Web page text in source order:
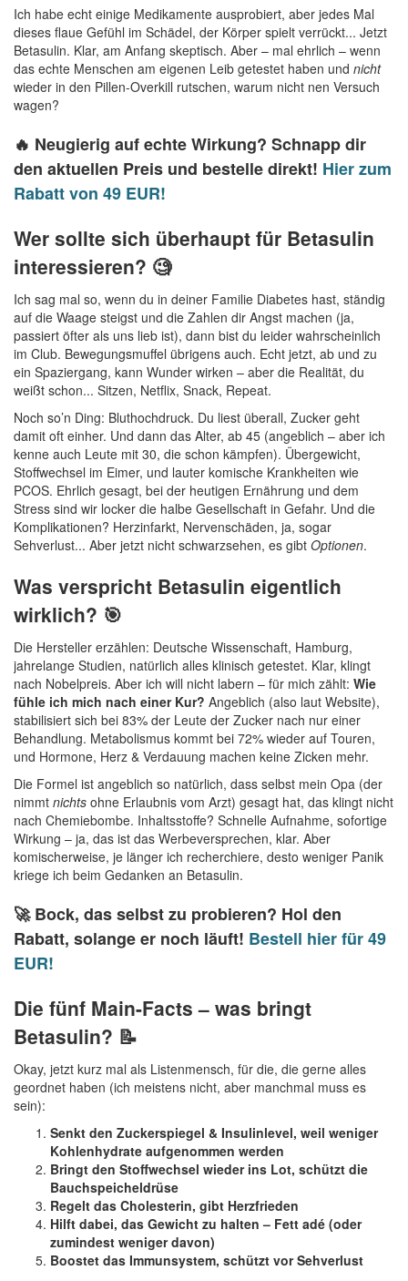
Ich habe echt einige Medikamente ausprobiert, aber jedes Mal
dieses flaue Gefühl im Schädel, der Körper spielt verrückt... Jetzt
Betasulin. Klar, am Anfang skeptisch. Aber – mal ehrlich – wenn
das echte Menschen am eigenen Leib getestet haben und nicht
wieder in den Pillen-Overkill rutschen, warum nicht nen Versuch
wagen?
🔥 Neugierig auf echte Wirkung? Schnapp dir
den aktuellen Preis und bestelle direkt! Hier zum
Rabatt von 49 EUR!
Wer sollte sich überhaupt für Betasulin
interessieren? 🧐
Ich sag mal so, wenn du in deiner Familie Diabetes hast, ständig
auf die Waage steigst und die Zahlen dir Angst machen (ja,
passiert öfter als uns lieb ist), dann bist du leider wahrscheinlich
im Club. Bewegungsmuffel übrigens auch. Echt jetzt, ab und zu
ein Spaziergang, kann Wunder wirken – aber die Realität, du
weißt schon... Sitzen, Netflix, Snack, Repeat.
Noch so’n Ding: Bluthochdruck. Du liest überall, Zucker geht
damit oft einher. Und dann das Alter, ab 45 (angeblich – aber ich
kenne auch Leute mit 30, die schon kämpfen). Übergewicht,
Stoffwechsel im Eimer, und lauter komische Krankheiten wie
PCOS. Ehrlich gesagt, bei der heutigen Ernährung und dem
Stress sind wir locker die halbe Gesellschaft in Gefahr. Und die
Komplikationen? Herzinfarkt, Nervenschäden, ja, sogar
Sehverlust... Aber jetzt nicht schwarzsehen, es gibt Optionen.
Was verspricht Betasulin eigentlich
wirklich? 🎯
Die Hersteller erzählen: Deutsche Wissenschaft, Hamburg,
jahrelange Studien, natürlich alles klinisch getestet. Klar, klingt
nach Nobelpreis. Aber ich will nicht labern – für mich zählt: Wie
fühle ich mich nach einer Kur? Angeblich (also laut Website),
stabilisiert sich bei 83% der Leute der Zucker nach nur einer
Behandlung. Metabolismus kommt bei 72% wieder auf Touren,
und Hormone, Herz & Verdauung machen keine Zicken mehr.
Die Formel ist angeblich so natürlich, dass selbst mein Opa (der
nimmt nichts ohne Erlaubnis vom Arzt) gesagt hat, das klingt nicht
nach Chemiebombe. Inhaltsstoffe? Schnelle Aufnahme, sofortige
Wirkung – ja, das ist das Werbeversprechen, klar. Aber
komischerweise, je länger ich recherchiere, desto weniger Panik
kriege ich beim Gedanken an Betasulin.
🚀 Bock, das selbst zu probieren? Hol den
Rabatt, solange er noch läuft! Bestell hier für 49
EUR!
Die fünf Main-Facts – was bringt
Betasulin? 📝
Okay, jetzt kurz mal als Listenmensch, für die, die gerne alles
geordnet haben (ich meistens nicht, aber manchmal muss es
sein):
Senkt den Zuckerspiegel & Insulinlevel, weil weniger
Kohlenhydrate aufgenommen werden
Bringt den Stoffwechsel wieder ins Lot, schützt die
Bauchspeicheldrüse
Regelt das Cholesterin, gibt Herzfrieden
Hilft dabei, das Gewicht zu halten – Fett adé (oder
zumindest weniger davon)
Boostet das Immunsystem, schützt vor Sehverlust